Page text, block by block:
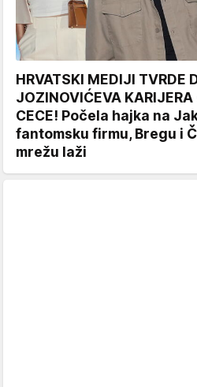
HRVATSKI MEDIJI TVRDE
JOZINOVIĆEVA KARIJERA
CECE! Počela hajka na
fantomsku firmu, Bregu i
mrežu laži